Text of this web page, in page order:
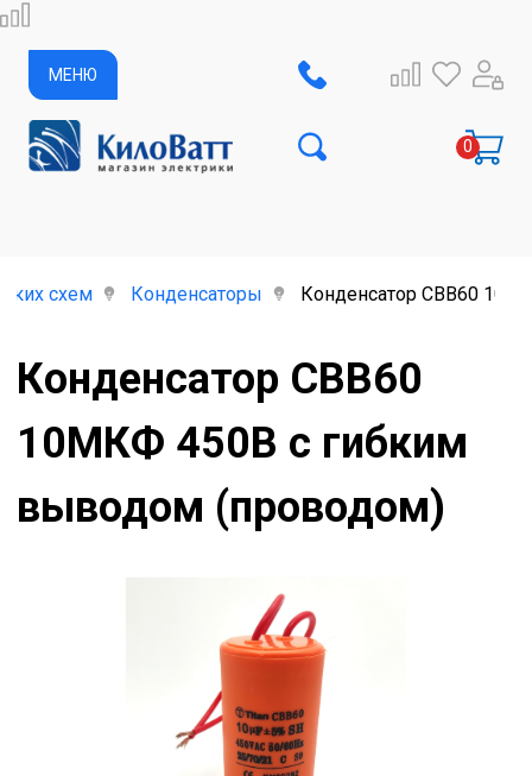
МЕНЮ
схем Конденсаторы Конденсатор CBB60
Конденсатор CBB60
10МКФ 450В с гибким
выводом (проводом)